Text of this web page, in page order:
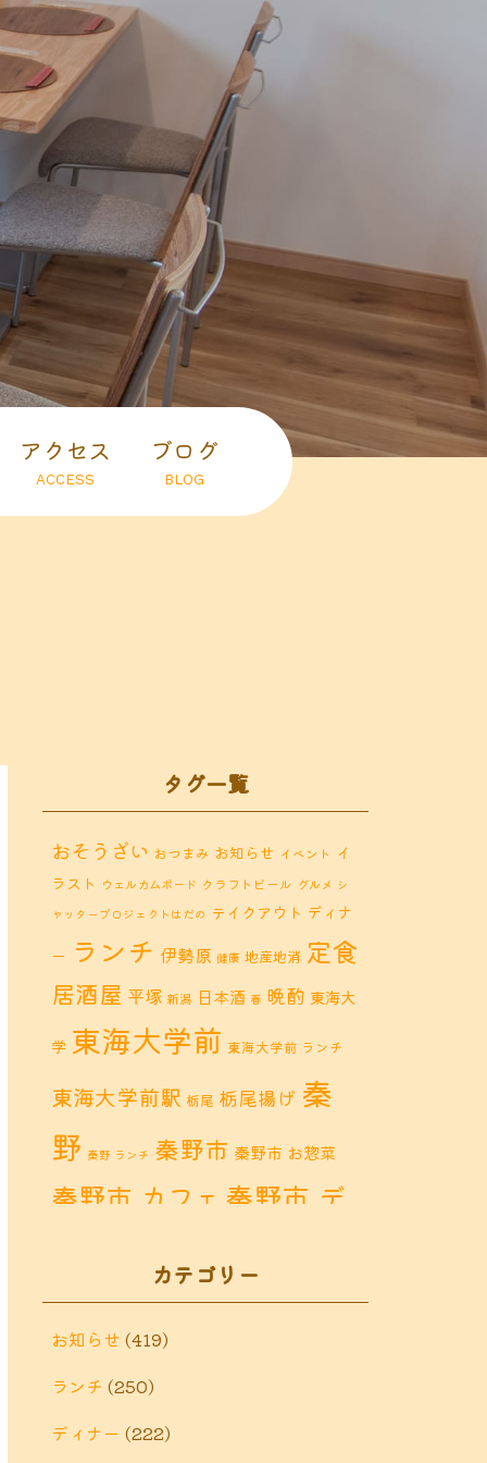
アクセス
ACCESS
ブログ
BLOG
タグ一覧
おそうざい おつまみ お知らせ イベント イ
ラスト ウェルカムボード クラフトビール グルメ シ
ャッタープロジェクトはだの テイクアウト ディナ
ー ランチ 伊勢原 健康 地産地消 定食
居酒屋 平塚 新潟 日本酒 春 晩酌 東海大
学 東海大学前 東海大学前 ランチ
東海大学前駅 栃尾 栃尾揚げ 秦
野 秦野 ランチ 秦野市 秦野市 お惣菜
秦野市 カフェ 秦野市 デ
市 定食 鶴巻 鶴巻 お惣菜 鶴巻 カフェ
鶴巻 ディナー
チ 鶴巻 定食
泉駅 黒板アート
カテゴリー
お知らせ (419)
ランチ (250)
ディナー (222)